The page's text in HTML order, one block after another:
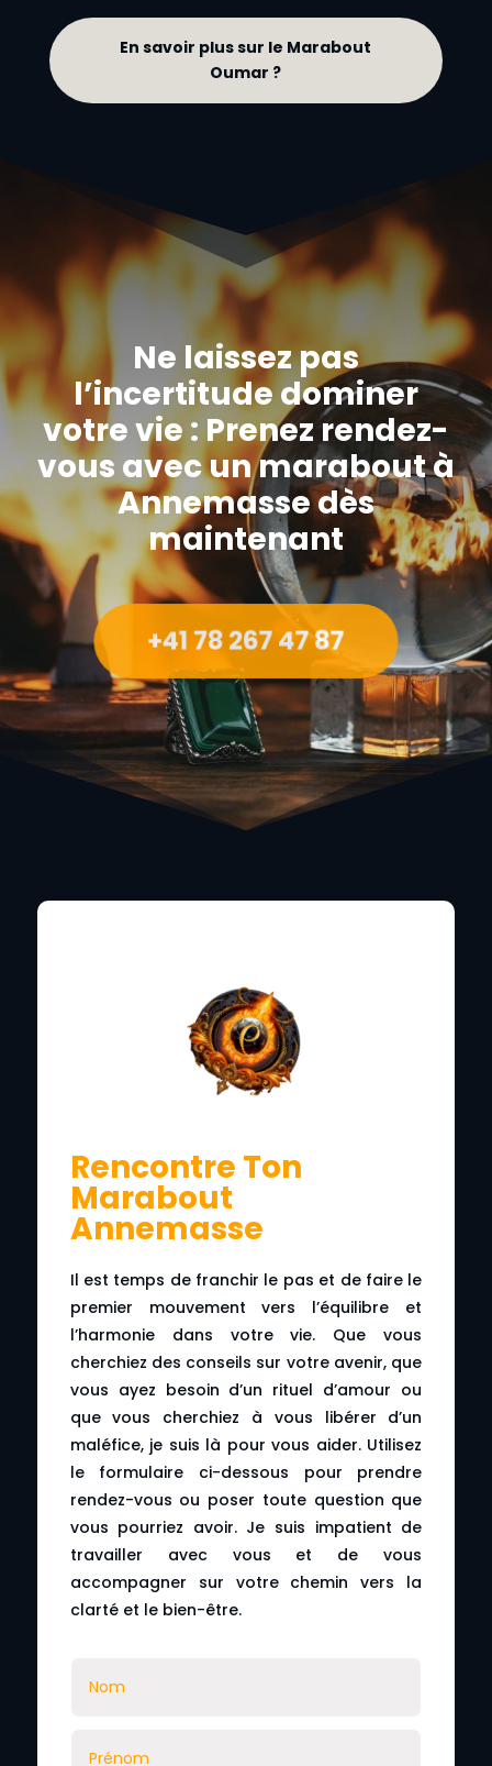
En savoir plus sur le Marabout
Oumar ?
Ne laissez pas
l’incertitude dominer
votre vie : Prenez rendez-
vous avec un marabout à
Annemasse dès
maintenant
+41 78 267 47 87
Rencontre Ton
Marabout
Annemasse
Il est temps de franchir le pas et de faire le
premier mouvement vers l’équilibre et
l’harmonie dans votre vie. Que vous
cherchiez des conseils sur votre avenir, que
vous ayez besoin d’un rituel d’amour ou
que vous cherchiez à vous libérer d’un
maléfice, je suis là pour vous aider. Utilisez
le formulaire ci-dessous pour prendre
rendez-vous ou poser toute question que
vous pourriez avoir. Je suis impatient de
travailler avec vous et de vous
accompagner sur votre chemin vers la
clarté et le bien-être.